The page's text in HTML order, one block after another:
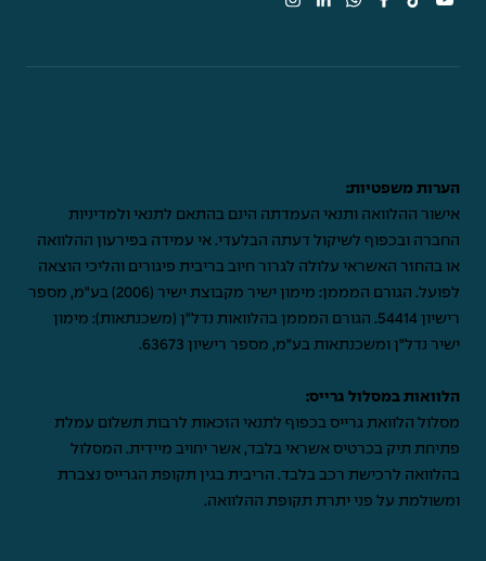
הערות משפטיות:
אישור ההלוואה ותנאי העמדתה הינם בהתאם לתנאי ולמדיניות
החברה ובכפוף לשיקול דעתה הבלעדי. אי עמידה בפירעון ההלוואה
או בהחזר האשראי עלולה לגרור חיוב בריבית פיגורים והליכי הוצאה
לפועל. הגורם המממן: מימון ישיר מקבוצת ישיר (2006) בע"מ, מספר
רישיון 54414. הגורם המממן בהלוואות נדל"ן (משכנתאות): מימון
ישיר נדל"ן ומשכנתאות בע"מ, מספר רישיון 63673.
הלוואות במסלול גרייס:
מסלול הלוואת גרייס בכפוף לתנאי הזכאות לרבות תשלום עמלת
פתיחת תיק בכרטיס אשראי בלבד, אשר יחויב מיידית. המסלול
בהלוואה לרכישת רכב בלבד. הריבית בגין תקופת הגרייס נצברת
ומשולמת על פני יתרת תקופת ההלוואה.